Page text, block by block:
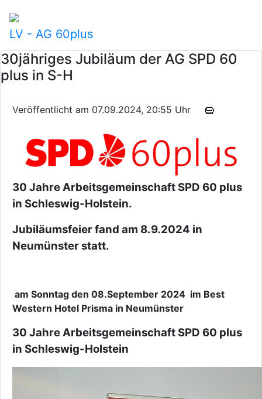
LV - AG 60plus
30jähriges Jubiläum der AG SPD 60
plus in S-H
Veröffentlicht am 07.09.2024, 20:55 Uhr
30 Jahre Arbeitsgemeinschaft SPD 60 plus
in Schleswig-Holstein.
Jubiläumsfeier fand am 8.9.2024 in
Neumünster statt.
am Sonntag den 08.September 2024 im Best
Western Hotel Prisma in Neumünster
30 Jahre Arbeitsgemeinschaft SPD 60 plus
in Schleswig-Holstein